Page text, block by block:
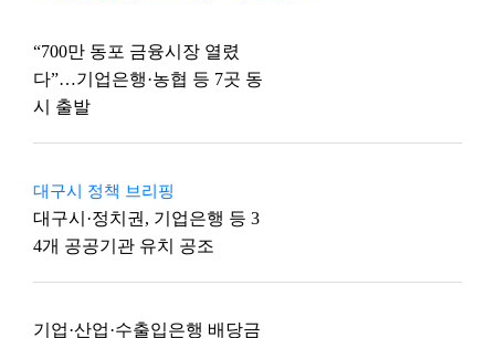
“700만 동포 금융시장 열렸
다”…기업은행·농협 등 7곳 동
시 출발
대구시 정책 브리핑
대구시·정치권, 기업은행 등 3
4개 공공기관 유치 공조
기업·산업·수출입은행 배당금